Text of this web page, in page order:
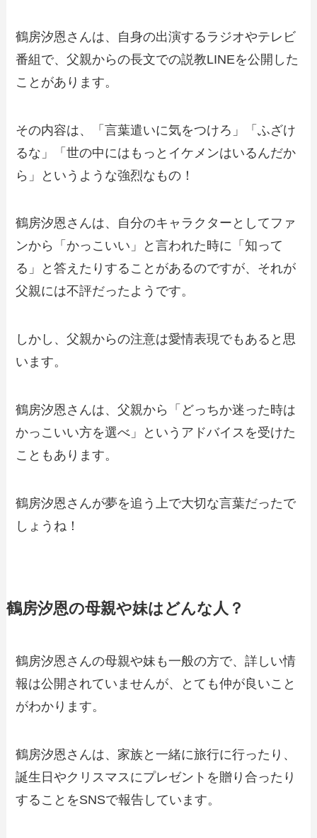
鶴房汐恩さんは、自身の出演するラジオやテレビ
番組で、父親からの長文での説教LINEを公開した
ことがあります。
その内容は、
「言葉遣いに気をつけろ」「ふざけ
るな」「世の中にはもっとイケメンはいるんだか
ら」
というような強烈なもの！
鶴房汐恩さんは、自分のキャラクターとしてファ
ンから「かっこいい」と言われた時に「知って
る」と答えたりすることがあるのですが、それが
父親には不評だったようです。
しかし、父親からの注意は愛情表現でもあると思
います。
鶴房汐恩さんは、父親から「どっちか迷った時は
かっこいい方を選べ」というアドバイスを受けた
こともあります。
鶴房汐恩さんが夢を追う上で大切な言葉だったで
しょうね！
鶴房汐恩の母親や妹はどんな人？
鶴房汐恩さんの母親や妹も一般の方で、詳しい情
報は公開されていませんが、とても仲が良いこと
がわかります。
鶴房汐恩さんは、家族と一緒に旅行に行ったり、
誕生日やクリスマスにプレゼントを贈り合ったり
することをSNSで報告しています。